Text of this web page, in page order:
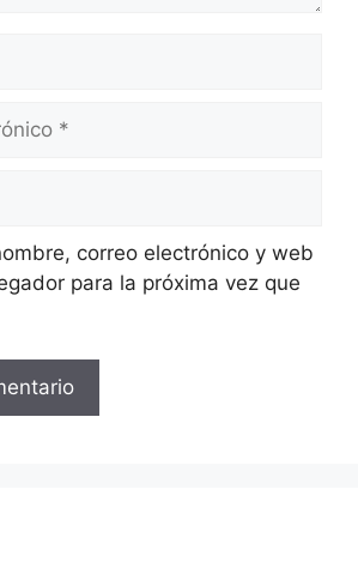
correo electrónico y web
para la próxima vez que